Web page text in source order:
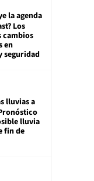
la agenda
Los
cambios
en
seguridad
lluvias a
lluvia
fin de